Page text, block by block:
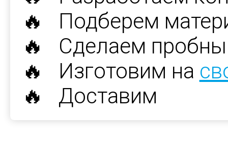
🔥 Подберем
🔥 Сделаем
🔥 Изготовим на
🔥 Доставим